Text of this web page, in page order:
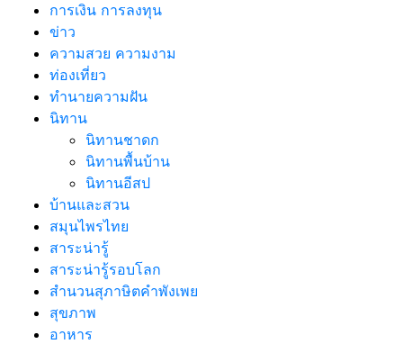
การเงิน การลงทุน
ข่าว
ความสวย ความงาม
ท่องเที่ยว
ทํานายความฝัน
นิทาน
นิทานชาดก
นิทานพื้นบ้าน
นิทานอีสป
บ้านและสวน
สมุนไพรไทย
สาระน่ารู้
สาระน่ารู้รอบโลก
สำนวนสุภาษิตคำพังเพย
สุขภาพ
อาหาร